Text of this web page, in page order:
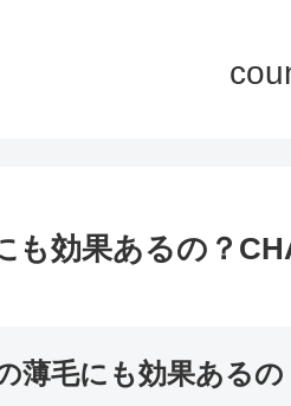
も効果あるの？
薄毛にも効果あるの